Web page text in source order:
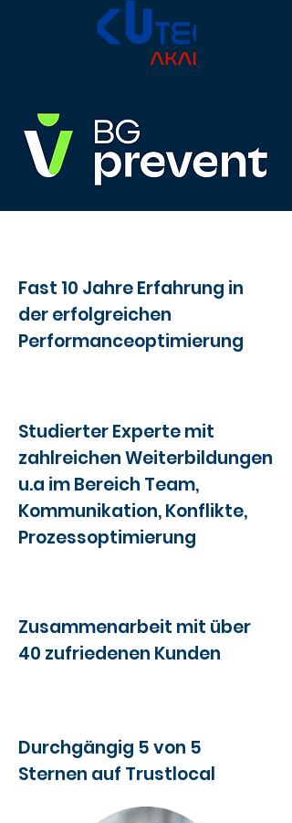
Fast 10 Jahre Erfahrung in
der erfolgreichen
Performanceoptimierung
Studierter Experte mit
zahlreichen Weiterbildungen
u.a im Bereich Team,
Kommunikation, Konflikte,
Prozessoptimierung
Zusammenarbeit mit über
40 zufriedenen Kunden
Durchgängig 5 von 5
Sternen auf Trustlocal